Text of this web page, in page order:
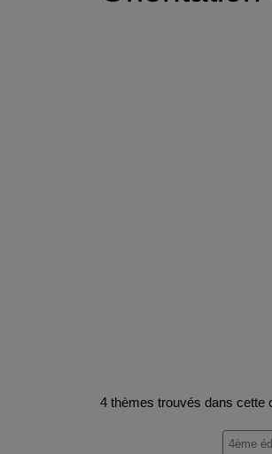
4 thèmes trouvés dans cette